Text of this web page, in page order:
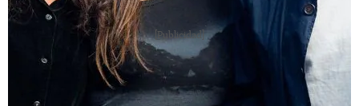
[Publicidad]